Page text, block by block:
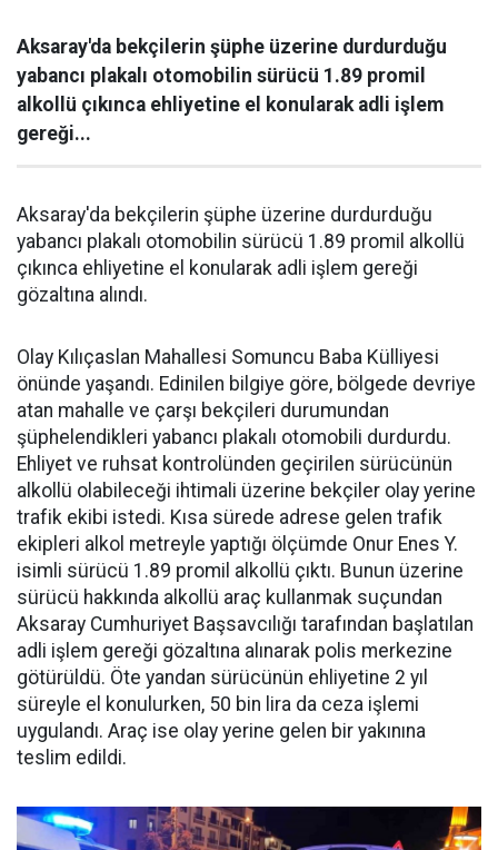
Aksaray'da bekçilerin şüphe üzerine durdurduğu
yabancı plakalı otomobilin sürücü 1.89 promil
alkollü çıkınca ehliyetine el konularak adli işlem
gereği...
Aksaray'da bekçilerin şüphe üzerine durdurduğu
yabancı plakalı otomobilin sürücü 1.89 promil alkollü
çıkınca ehliyetine el konularak adli işlem gereği
gözaltına alındı.
Olay Kılıçaslan Mahallesi Somuncu Baba Külliyesi
önünde yaşandı. Edinilen bilgiye göre, bölgede devriye
atan mahalle ve çarşı bekçileri durumundan
şüphelendikleri yabancı plakalı otomobili durdurdu.
Ehliyet ve ruhsat kontrolünden geçirilen sürücünün
alkollü olabileceği ihtimali üzerine bekçiler olay yerine
trafik ekibi istedi. Kısa sürede adrese gelen trafik
ekipleri alkol metreyle yaptığı ölçümde Onur Enes Y.
isimli sürücü 1.89 promil alkollü çıktı. Bunun üzerine
sürücü hakkında alkollü araç kullanmak suçundan
Aksaray Cumhuriyet Başsavcılığı tarafından başlatılan
adli işlem gereği gözaltına alınarak polis merkezine
götürüldü. Öte yandan sürücünün ehliyetine 2 yıl
süreyle el konulurken, 50 bin lira da ceza işlemi
uygulandı. Araç ise olay yerine gelen bir yakınına
teslim edildi.